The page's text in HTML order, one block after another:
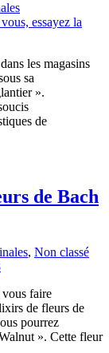
les magasins
sa
».
de
de Bach
, Non classé
vous faire
de fleurs de
pourrez
». Cette fleur